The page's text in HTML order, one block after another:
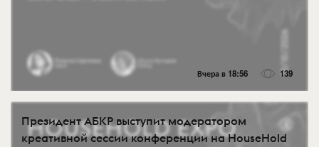
Вчера в 18:56 139
Президент АБКР выступит модератором
креативной сессии конференции на HouseHold